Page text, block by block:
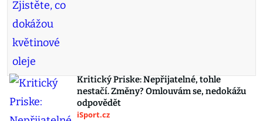
Kritický Priske: Nepřijatelné, tohle
nestačí. Změny? Omlouvám se, nedokážu
odpovědět
iSport.cz